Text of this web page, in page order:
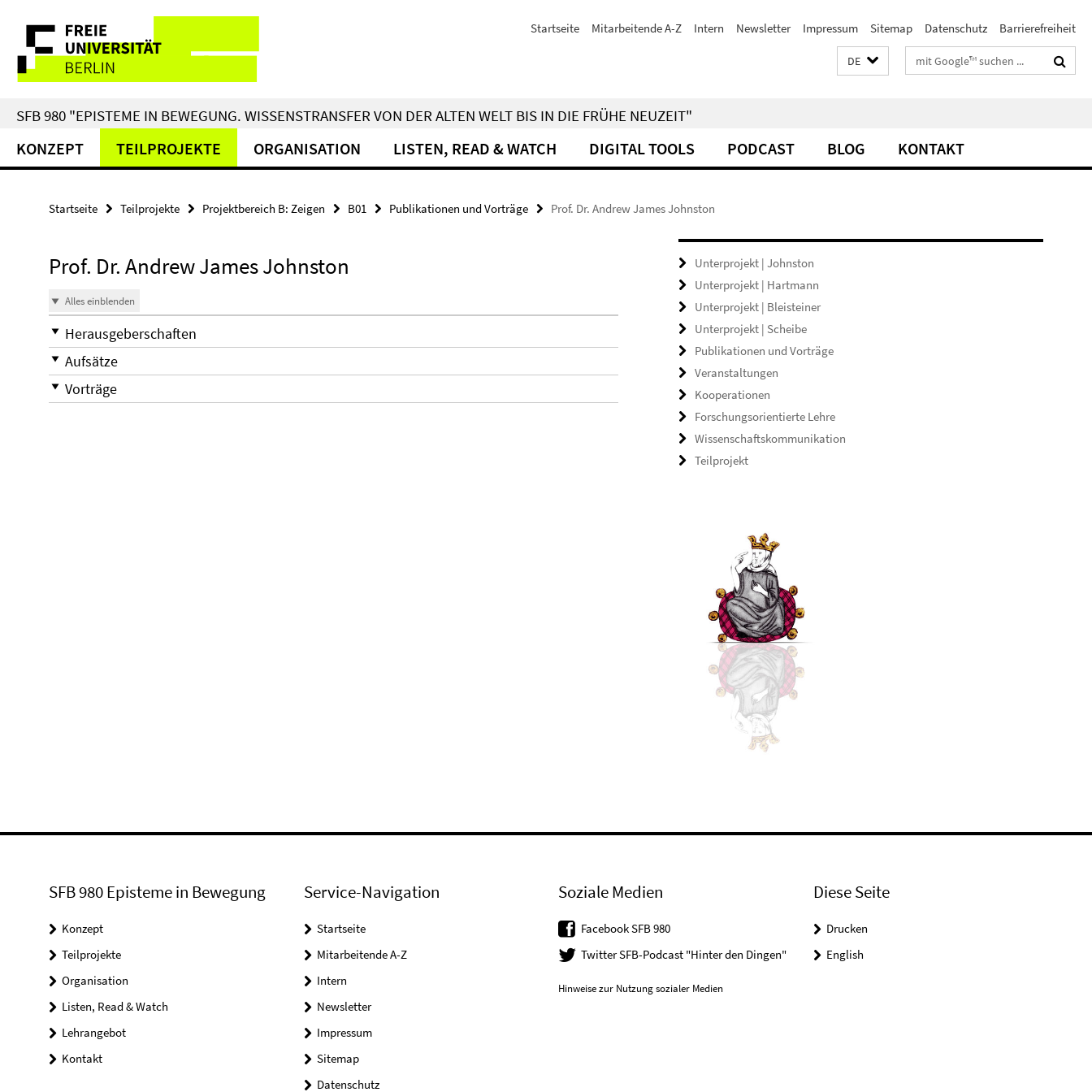
direkt
Inhalt
Service-
Navigation
Startseite Mitarbeitende A-Z Intern Newsletter Impressum Sitemap Datenschutz Barrierefreiheit
DE Suchbegriffe
SFB 980 "EPISTEME IN BEWEGUNG. WISSENSTRANSFER VON DER ALTEN WELT BIS IN DIE FRÜHE NEUZEIT"
KONZEPT TEILPROJEKTE ORGANISATION LISTEN, READ & WATCH DIGITAL TOOLS PODCAST BLOG KONTAKT
Startseite Teilprojekte Projektbereich B: Zeigen B01 Publikationen und Vorträge Prof. Dr. Andrew James Johnston
Prof. Dr. Andrew James Johnston
Alles einblenden
Herausgeberschaften
Aufsätze
Vorträge
Unterprojekt | Johnston
Unterprojekt | Hartmann
Unterprojekt | Bleisteiner
Unterprojekt | Scheibe
Publikationen und Vorträge
Veranstaltungen
Kooperationen
Forschungsorientierte Lehre
Wissenschaftskommunikation
Teilprojekt
SFB 980 Episteme in Bewegung
Konzept
Teilprojekte
Organisation
Listen, Read & Watch
Lehrangebot
Kontakt
Service-Navigation
Startseite
Mitarbeitende A-Z
Intern
Newsletter
Impressum
Sitemap
Datenschutz
Soziale Medien
Facebook SFB 980
Twitter SFB-Podcast "Hinter den Dingen"
Hinweise zur Nutzung sozialer Medien
Diese Seite
Drucken
English